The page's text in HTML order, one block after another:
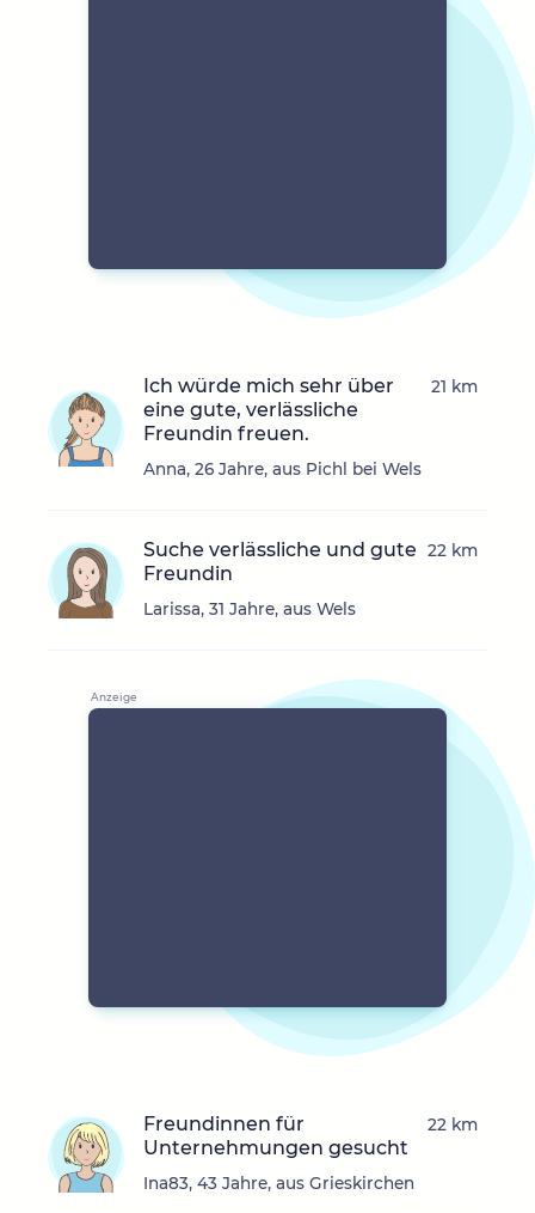
Ich würde mich sehr über
eine gute, verlässliche
Freundin freuen.
Anna, 26 Jahre, aus Pichl bei Wels
21 km
Suche verlässliche und gute
Freundin
Larissa, 31 Jahre, aus Wels
22 km
Freundinnen für
Unternehmungen gesucht
Ina83, 43 Jahre, aus Grieskirchen
22 km